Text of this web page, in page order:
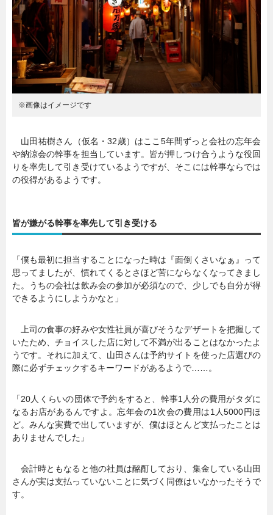
連載一覧
※画像はイメージです
山田祐樹さん（仮名・32歳）はここ5年間ずっと会社の忘年会
や納涼会の幹事を担当しています。皆が押しつけ合うような役回
りを率先して引き受けているようですが、そこには幹事ならでは
の役得があるようです。
皆が嫌がる幹事を率先して引き受ける
「僕も最初に担当することになった時は『面倒くさいなぁ』って
思ってましたが、慣れてくるとさほど苦にならなくなってきまし
た。うちの会社は飲み会の参加が必須なので、少しでも自分が得
できるようにしようかなと」
上司の食事の好みや女性社員が喜びそうなデザートを把握して
いたため、チョイスした店に対して不満が出ることはなかったよ
うです。それに加えて、山田さんは予約サイトを使った店選びの
際に必ずチェックするキーワードがあるようで……。
「20人くらいの団体で予約をすると、幹事1人分の費用がタダに
なるお店があるんですよ。忘年会の1次会の費用は1人5000円ほ
ど。みんな実費で出していますが、僕はほとんど支払ったことは
ありませんでした」
会計時ともなると他の社員は酩酊しており、集金している山田
さんが実は支払っていないことに気づく同僚はいなかったそうで
す。